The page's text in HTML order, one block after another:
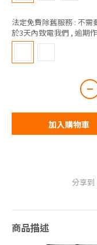
法定免費除舊服務 : 不需
於3天內致電我們 , 逾期
加入購物車
分享到
商品描述